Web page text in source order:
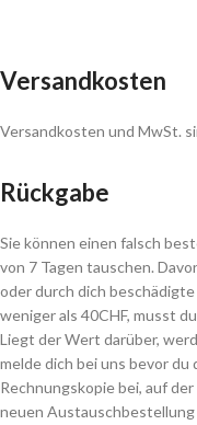
Versandkosten
Versandkosten und MwSt.
Rückgabe
Sie können einen falsch
von 7 Tagen tauschen.
oder durch dich
weniger als 40CHF, musst
Liegt der Wert darüber,
melde dich bei uns bevor du
Rechnungskopie bei, auf
neuen